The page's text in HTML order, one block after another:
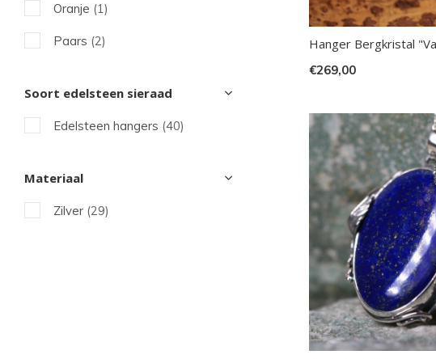
Hanger Bergkristal
€269,00
Oranje (1)
Paars (2)
(7)
Wit (19)
Zwart(8)
Soort edelsteen sieraad
Edelsteen hangers (40)
Materiaal
Zilver (29)